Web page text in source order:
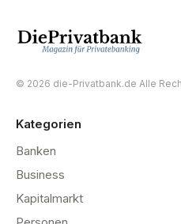
© 2026 die-Privatbank.de Alle
Kategorien
Banken
Business
Kapitalmarkt